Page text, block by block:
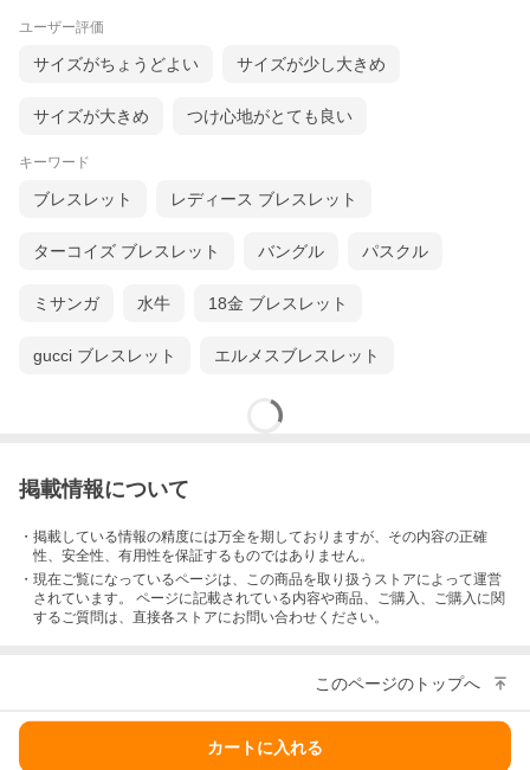
ユーザー評価
サイズがちょうどよい サイズが少し大きめ
サイズが大きめ つけ心地がとても良い
キーワード
ブレスレット レディース ブレスレット
ターコイズ ブレスレット バングル パスクル
ミサンガ 水牛 18金 ブレスレット
gucci ブレスレット エルメスブレスレット
掲載情報について
・掲載している情報の精度には万全を期しておりますが、その内容の正確
性、安全性、有用性を保証するものではありません。
・現在ご覧になっているページは、この商品を取り扱うストアによって運営
されています。 ページに記載されている内容や商品、ご購入 、ご購入に関
するご質問は、直接各ストアにお問い合わせください。
このページのトップへ
カートに入れる